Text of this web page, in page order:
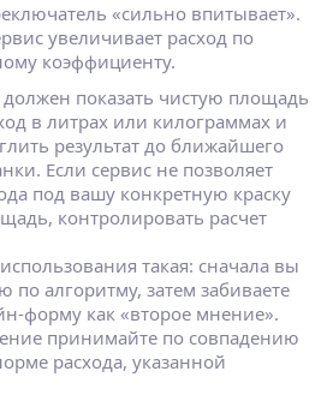
«сильно впитывает».
увеличивает расход по
коэффициенту.
должен показать чистую площадь
в литрах или килограммах и
результат до ближайшего
Если сервис не позволяет
под вашу конкретную краску
контролировать расчет
такая: сначала вы
по алгоритму, затем забиваете
как «второе мнение».
принимайте по совпадению
расхода, указанной